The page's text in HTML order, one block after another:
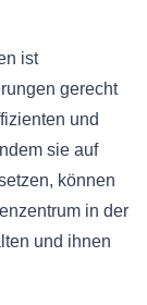
ist
gerecht
und
sie auf
können
in der
und ihnen